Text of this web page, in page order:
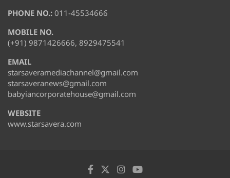
PHONE NO.: 011-45534666
MOBILE NO.
(+91) 9871426666, 8929475541
EMAIL
starsaveramediachannel@gmail.com
starsaveranews@gmail.com
babyiancorporatehouse@gmail.com
WEBSITE
www.starsavera.com